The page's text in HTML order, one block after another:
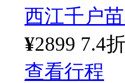
西江千户
¥2899 7.4折
查看行程